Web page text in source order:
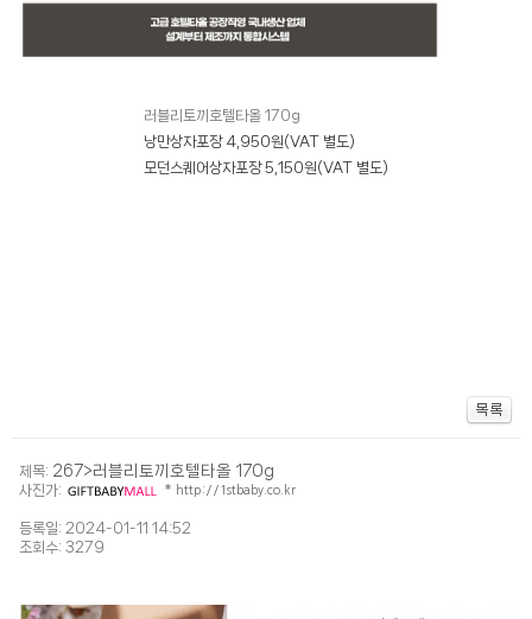
러블리토끼호텔타올 170g
낭만상자포장 4,950원(VAT 별도)
모던스퀘어상자포장 5,150원(VAT 별도)
제목: 267>러블리토끼호텔타올 170g
사진가: * http://1stbaby.co.kr
등록일: 2024-01-11 14:52
조회수: 3279